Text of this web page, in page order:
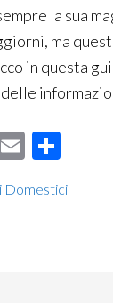
la sua
ma
in questa
Email
Domestici